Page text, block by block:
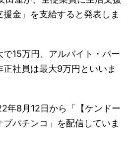
金」を支給すると発表しま
15万円、アルバイト・パー
正社員は最大9万円といいま
年8月12日から「【ケンドー
パチンコ」を配信していま